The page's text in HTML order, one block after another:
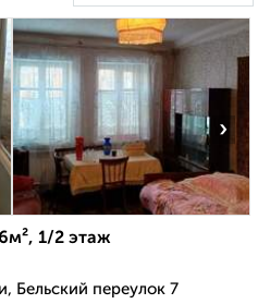
›
1/2 этаж
Бельский переулок 7